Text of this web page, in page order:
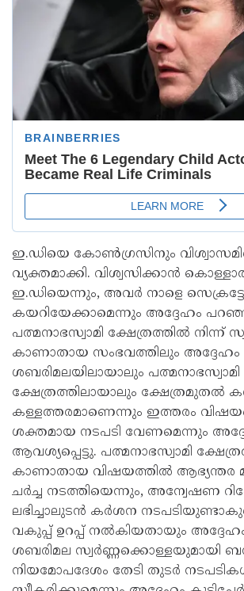
ഇ.ഡിയെ കോൺഗ്രസിനും
വ്യക്തമാക്കി. വിശ്വസിക്കാൻ
ഇ.ഡിയെന്നും, അവർ നാളെ
കയറിയേക്കാമെന്നും അദ്ദേഹം
പത്മനാഭസ്വാമി ക്ഷേത്രത്തിൽ നിന്ന്
കാണാതായ സംഭവത്തിലും അദ്ദേഹം
ശബരിമലയിലായാലും പത്മനാഭസ്വാമി
ക്ഷേത്രത്തിലായാലും ക്ഷേത്രമുതൽ
കള്ളത്തരമാണെന്നും ഇത്തരം
ശക്തമായ നടപടി വേണമെന്നും
ആവശ്യപ്പെട്ടു. പത്മനാഭസ്വാമി
കാണാതായ വിഷയത്തിൽ ആഭ്യന്തര
ചർച്ച നടത്തിയെന്നും, അന്വേഷണ
ലഭിച്ചാലുടൻ കർശന
വകുപ്പ് ഉറപ്പ് നൽകിയതായും അദ്ദേഹം
ശബരിമല സ്വർണ്ണക്കൊള്ളയുമായി
നിയമോപദേശം തേടി തുടർ